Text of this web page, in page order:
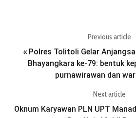
Previous article
« Polres Tolitoli Gelar
Bhayangkara ke-79: bentuk
purnawirawan dan
Next article
Oknum Karyawan PLN UPT